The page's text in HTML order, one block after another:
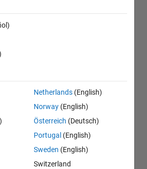
Netherlands (English)
Norway (English)
Österreich (Deutsch)
Portugal (English)
Sweden (English)
Switzerland